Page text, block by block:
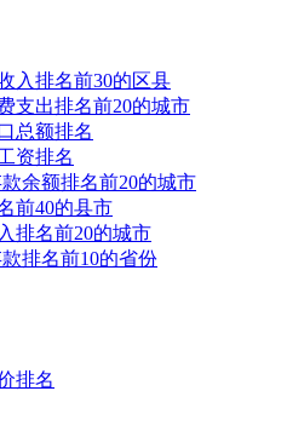
入排名前30的区县
支出排名前20的城市
总额排名
资排名
余额排名前20的城市
前40的县市
排名前20的城市
排名前10的省份
排名